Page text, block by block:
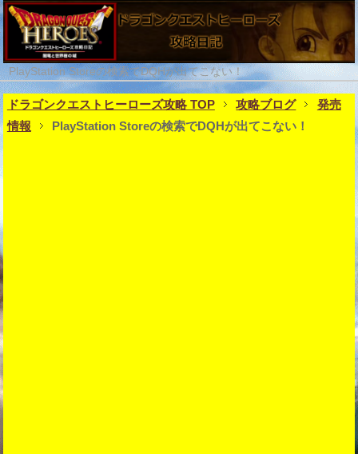
PlayStation Storeの検索でDQHが出てこない！
ドラゴンクエストヒーローズ攻略 TOP 攻略ブログ
発売
情報
PlayStation Storeの検索でDQHが出てこない！